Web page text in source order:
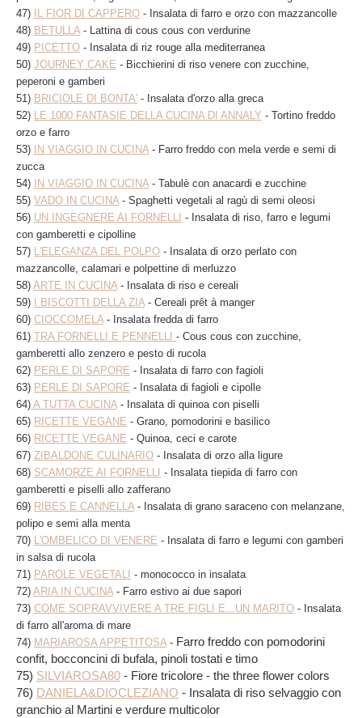
47)
IL FIOR DI CAPPERO - Insalata di farro e orzo con mazzancolle
48) BETULLA- Lattina di cous cous con verdurine
49) PICETTO - Insalata di riz rouge alla mediterranea
50) JOURNEY CAKE - Bicchierini di riso venere con zucchine,
peperoni e gamberi
51) BRICIOLE DI BONTA' - Insalata d'orzo alla greca
52) LE 1000 FANTASIE DELLA CUCINA DI ANNALY - Tortino freddo
orzo e farro
53)
IN VIAGGIO IN CUCINA- Farro freddo con mela verde e semi di
zucca
54)
IN VIAGGIO IN CUCINA- Tabulè con anacardi e zucchine
55) VADO IN CUCINA- Spaghetti vegetali al ragù di semi oleosi
56) UN INGEGNERE AI FORNELLI - Insalata di riso, farro e legumi
con gamberetti e cipolline
57) L'ELEGANZA DEL POLPO - Insalata di orzo perlato con
mazzancolle, calamari e polpettine di merluzzo
58) ARTE IN CUCINA- Insalata di riso e cereali
59)
I BISCOTTI DELLA ZIA- Cereali prêt à manger
60) CIOCCOMELA- Insalata fredda di farro
61) TRA FORNELLI E PENNELLI - Cous cous con zucchine,
gamberetti allo zenzero e pesto di rucola
62) PERLE DI SAPORE - Insalata di farro con fagioli
63) PERLE DI SAPORE - Insalata di fagioli e cipolle
64) A TUTTA CUCINA- Insalata di quinoa con piselli
65) RICETTE VEGANE - Grano, pomodorini e basilico
66) RICETTE VEGANE - Quinoa, ceci e carote
67) ZIBALDONE CULINARIO - Insalata di orzo alla ligure
68) SCAMORZE AI FORNELLI - Insalata tiepida di farro con
gamberetti e piselli allo zafferano
69) RIBES E CANNELLA- Insalata di grano saraceno con melanzane,
polipo e semi alla menta
70) L'OMBELICO DI VENERE - Insalata di farro e legumi con gamberi
in salsa di rucola
71) PAROLE VEGETALI - monococco in insalata
72) ARIA IN CUCINA- Farro estivo ai due sapori
73) COME SOPRAVVIVERE A TRE FIGLI E...UN MARITO - Insalata
di farro all'aroma di mare
74) MARIAROSA APPETITOSA- Farro freddo con pomodorini
confit, bocconcini di bufala, pinoli tostati e timo
75) SILVIAROSA80 - Fiore tricolore - the three flower colors
76) DANIELA&DIOCLEZIANO - Insalata di riso selvaggio con
granchio al Martini e verdure multicolor